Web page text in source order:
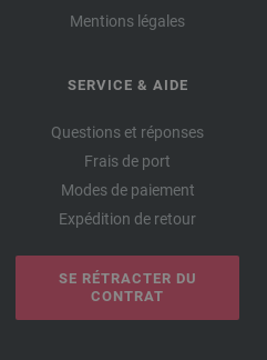
Mentions légales
SERVICE & AIDE
Questions et réponses
Frais de port
Modes de paiement
Expédition de retour
SE RÉTRACTER DU
CONTRAT